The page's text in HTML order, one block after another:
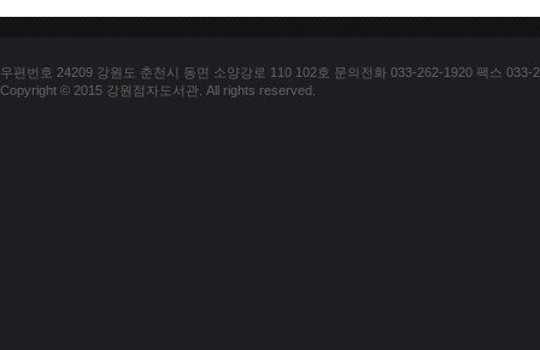
우편번호 24209 강원도 춘천시 동면 소양강로 110 102호 문의전화 033-262-1920 팩스 033-
Copyright © 2015 강원점자도서관. All rights reserved.